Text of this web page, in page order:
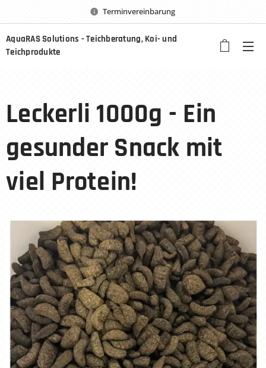
Terminvereinbarung
AquaRAS Solutions - Teichberatung, Koi- und
Teichprodukte
Leckerli 1000g - Ein
gesunder Snack mit
viel Protein!